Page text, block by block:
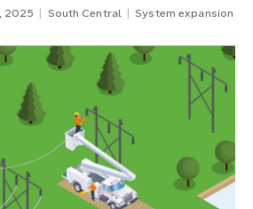
2025 South Central System expansion